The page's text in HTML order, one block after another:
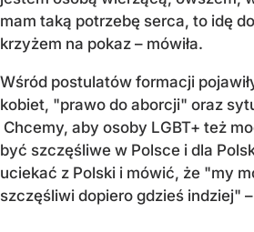
mam taką potrzebę serca, to idę
krzyżem na pokaz – mówiła.
Wśród postulatów formacji
kobiet, "prawo do aborcji" oraz
Chcemy, aby osoby LGBT+ też
być szczęśliwe w Polsce i dla
uciekać z Polski i mówić, że "my
szczęśliwi dopiero gdzieś indziej"